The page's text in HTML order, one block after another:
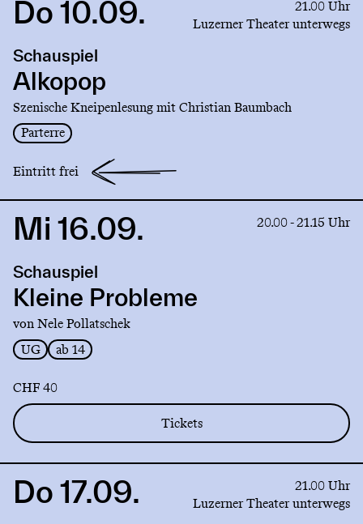
Link
Alkopop
Do 10.09.
21.00 Uhr
Luzerner Theater unterwegs
Schauspiel
Alkopop
Szenische Kneipenlesung mit Christian Baumbach
Parterre
Eintritt frei
Link
Kleine
Probleme
Mi 16.09. 20.00 - 21.15 Uhr
Schauspiel
Kleine Probleme
von Nele Pollatschek
UG
ab 14
CHF 40
Tickets
LinkDo 17.09.
21.00 Uhr
Luzerner Theater unterwegs